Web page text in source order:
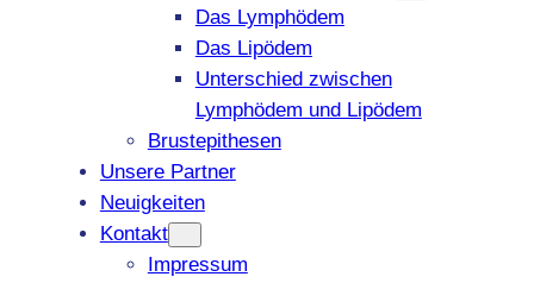
Das Lymphödem
Das Lipödem
Unterschied zwischen
Lymphödem und Lipödem
Brustepithesen
Unsere Partner
Neuigkeiten
Kontakt
Impressum